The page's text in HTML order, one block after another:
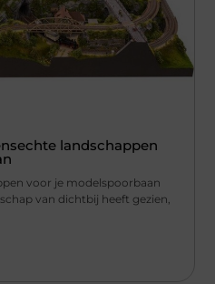
landschappen
voor je modelspoorbaan
van dichtbij heeft gezien,